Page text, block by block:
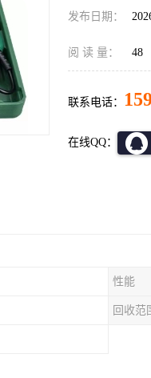
发布日期：
阅 读 量： 48
联系电话：
在线QQ：
性能
回收范